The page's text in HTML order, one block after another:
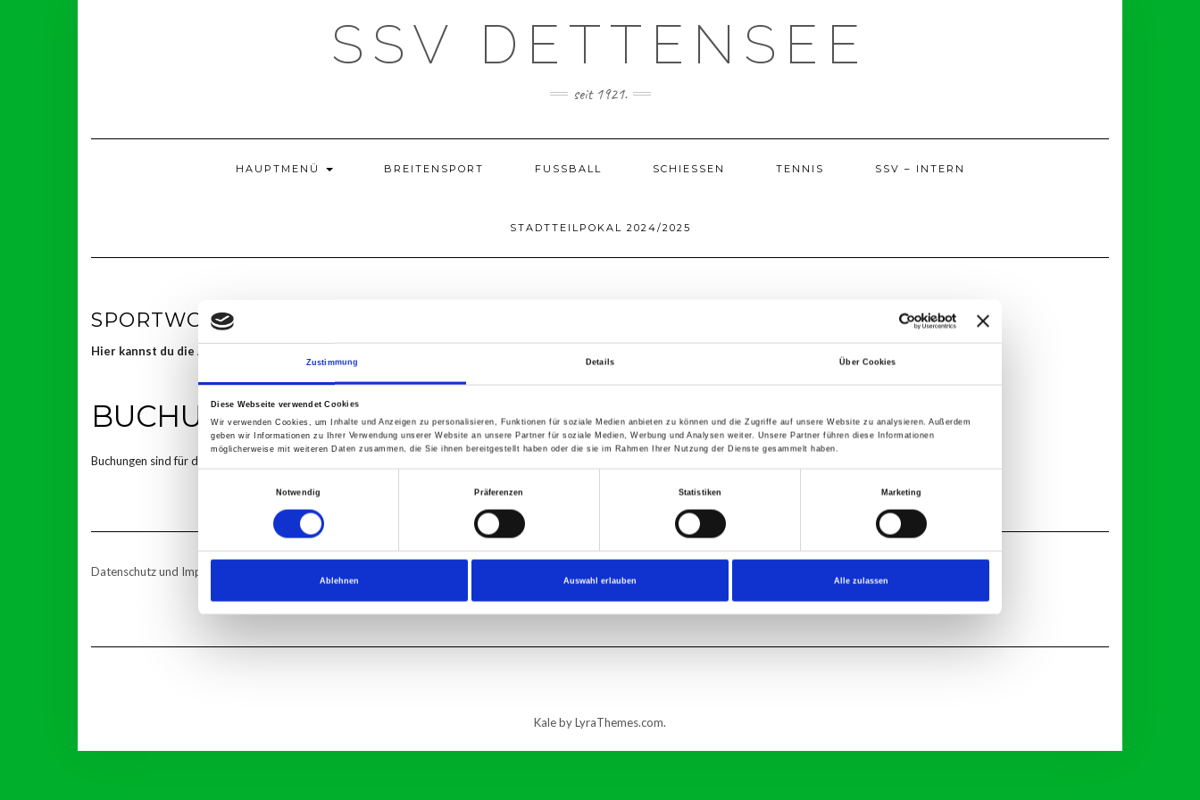
Zustimmung Details Über Cookies
Diese Webseite verwendet Cookies
Wir verwenden Cookies, um Inhalte und Anzeigen zu personalisieren, Funktionen für soziale Medien anbieten zu können und die Zugriffe auf unsere Website zu analysieren. Außerdem
geben wir Informationen zu Ihrer Verwendung unserer Website an unsere Partner für soziale Medien, Werbung und Analysen weiter. Unsere Partner führen diese Informationen
möglicherweise mit weiteren Daten zusammen, die Sie ihnen bereitgestellt haben oder die sie im Rahmen Ihrer Nutzung der Dienste gesammelt haben.
Notwendig
Präferenzen Statistiken Marketing
Ablehnen Auswahl erlauben Alle zulassen
SSV DETTENSEE
seit 1921.
HAUPTMENÜ BREITENSPORT FUSSBALL SCHIESSEN TENNIS SSV – INTERN
STADTTEILPOKAL 2024/2025
SPORTWOCHE 2025
Hier kannst du die Arbeitseinsätze für die Veranstaltung Sportwoche 2025 buchen
BUCHUNGEN
Buchungen sind für diese Veranstaltung nicht mehr möglich.
Datenschutz und Impressum
Kaleby LyraThemes.com.